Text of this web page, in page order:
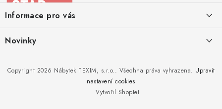
aInformace pro vás
Kontakty
Doprava nábytku k Vám
Novinky
to!
Nakupujte zahradní nábytek i v ziměVytvořil Shoptet
Copyright 2026 Nábytek TEXIM, s.r.o.. Všechna práva vyhrazena. Upravit
nastavení cookies